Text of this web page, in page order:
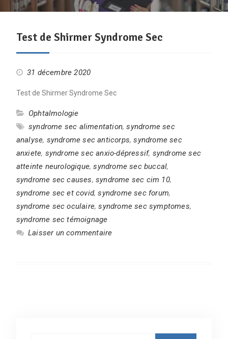
Test de Shirmer Syndrome Sec
31 décembre 2020
Test de Shirmer Syndrome Sec
Ophtalmologie
syndrome sec alimentation,syndrome sec
analyse, syndrome sec anticorps,syndrome sec
anxiete, syndrome sec anxio-dépressif, syndrome sec
atteinte neurologique,syndrome sec buccal,
syndrome sec causes, syndrome sec cim 10,
syndrome sec et covid,syndrome sec forum,
syndrome sec oculaire,syndrome sec symptomes,
syndrome sec témoignage
Laisser un commentaire